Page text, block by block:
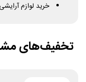
خرید لوازم
تخفیف‌های